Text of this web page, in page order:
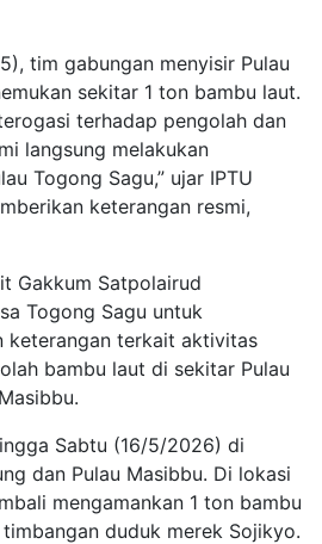
tim gabungan menyisir Pulau
sekitar 1 ton bambu laut.
terhadap pengolah dan
langsung melakukan
Togong Sagu,” ujar IPTU
keterangan resmi,
Gakkum Satpolairud
Togong Sagu untuk
keterangan terkait aktivitas
bambu laut di sekitar Pulau
Sabtu (16/5/2026) di
dan Pulau Masibbu. Di lokasi
mengamankan 1 ton bambu
duduk merek Sojikyo.